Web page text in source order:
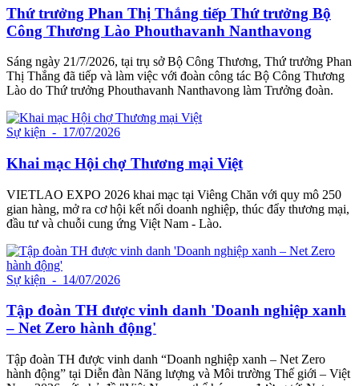
Thứ trưởng Phan Thị Thắng tiếp Thứ trưởng Bộ
Công Thương Lào Phouthavanh Nanthavong
Sáng ngày 21/7/2026, tại trụ sở Bộ Công Thương, Thứ trưởng Phan
Thị Thắng đã tiếp và làm việc với đoàn công tác Bộ Công Thương
Lào do Thứ trưởng Phouthavanh Nanthavong làm Trưởng đoàn.
Sự kiện - 17/07/2026
Khai mạc Hội chợ Thương mại Việt
VIETLAO EXPO 2026 khai mạc tại Viêng Chăn với quy mô 250
gian hàng, mở ra cơ hội kết nối doanh nghiệp, thúc đẩy thương mại,
đầu tư và chuỗi cung ứng Việt Nam - Lào.
Sự kiện - 14/07/2026
Tập đoàn TH được vinh danh 'Doanh nghiệp xanh
– Net Zero hành động'
Tập đoàn TH được vinh danh “Doanh nghiệp xanh – Net Zero
hành động” tại Diễn đàn Năng lượng và Môi trường Thế giới – Việt